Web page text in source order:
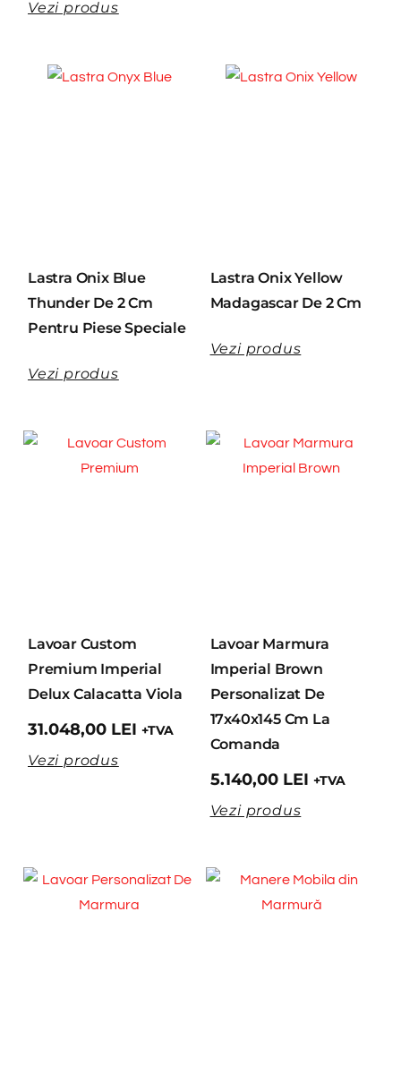
Vezi produs
Lastra Onix Blue
Thunder De 2 Cm
Pentru Piese Speciale
Vezi produs
Lastra Onix Yellow
Madagascar De 2 Cm
Vezi produs
Lavoar Custom
Premium Imperial
Delux Calacatta Viola
31.048,00 LEI +TVA
Vezi produs
Lavoar Marmura
Imperial Brown
Personalizat De
17x40x145 Cm La
Comanda
5.140,00 LEI +TVA
Vezi produs